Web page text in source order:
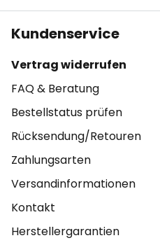
Kundenservice
Vertrag widerrufen
FAQ & Beratung
Bestellstatus prüfen
Rücksendung/Retouren
Zahlungsarten
Versandinformationen
Kontakt
Herstellergarantien